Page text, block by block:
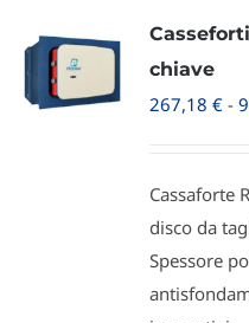
chiave
267,18 € -
Cassaforte
disco da
Spessore